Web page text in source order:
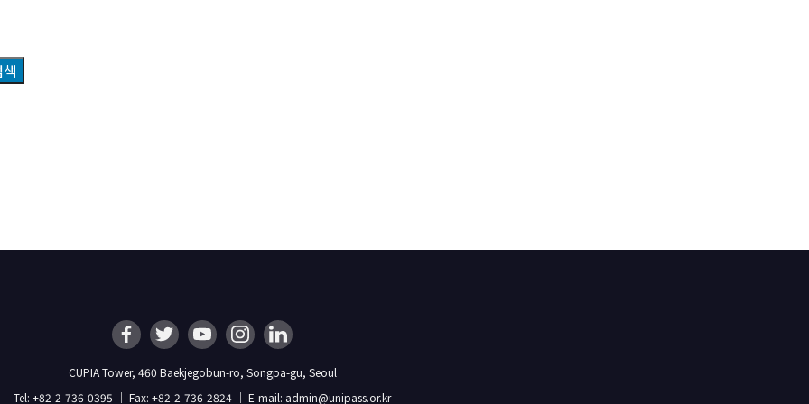
CUPIA Tower, 460 Baekjegobun-ro, Songpa-gu, Seoul
Tel: +82-2-736-0395 ｜ Fax: +82-2-736-2824 ｜ E-mail: admin@unipass.or.kr